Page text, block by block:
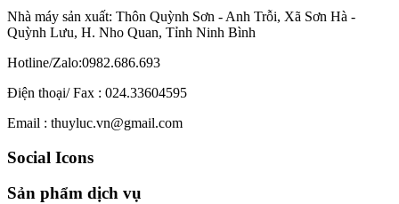
Nhà máy sản xuất: Thôn Quỳnh Sơn - Anh Trỗi, Xã Sơn Hà -
Quỳnh Lưu, H. Nho Quan, Tỉnh Ninh Bình
Hotline/Zalo:0982.686.693
Điện thoại/ Fax : 024.33604595
Email : thuyluc.vn@gmail.com
Social Icons
Sản phẩm dịch vụ